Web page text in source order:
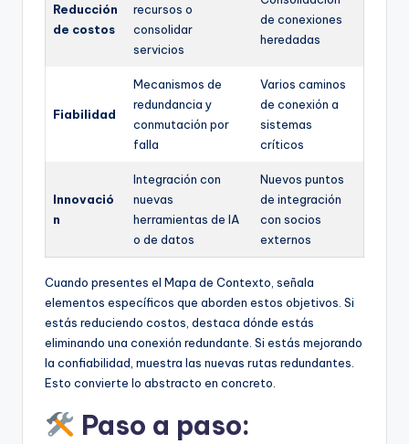
Reducción
de costos
recursos o
consolidar
servicios
de conexiones
heredadas
Fiabilidad
Mecanismos de
redundancia y
conmutación por
falla
Varios caminos
de conexión a
sistemas
críticos
Innovació
n
Integración con
nuevas
herramientas de IA
o de datos
Nuevos puntos
de integración
con socios
externos
Cuando presentes el Mapa de Contexto, señala
elementos específicos que aborden estos objetivos. Si
estás reduciendo costos, destaca dónde estás
eliminando una conexión redundante. Si estás mejorando
la confiabilidad, muestra las nuevas rutas redundantes.
Esto convierte lo abstracto en concreto.
Paso a paso: